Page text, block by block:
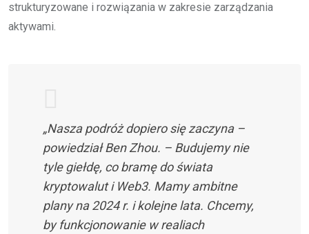
strukturyzowane i rozwiązania w zakresie zarządzania
aktywami.
„Nasza podróż dopiero się zaczyna –
powiedział Ben Zhou. – Budujemy nie
tyle giełdę, co bramę do świata
kryptowalut i Web3. Mamy ambitne
plany na 2024 r. i kolejne lata. Chcemy,
by funkcjonowanie w realiach